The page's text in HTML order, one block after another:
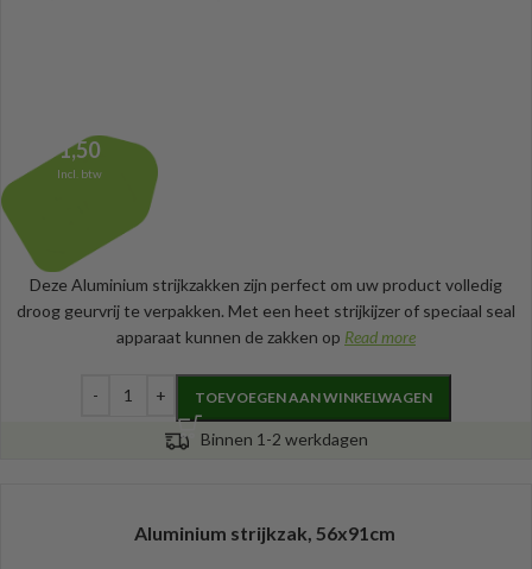
1,50
Incl. btw
Deze Aluminium strijkzakken zijn perfect om uw product volledig
droog geurvrij te verpakken. Met een heet strijkijzer of speciaal seal
apparaat kunnen de zakken op Read more
TOEVOEGEN AAN WINKELWAGEN
Binnen 1-2 werkdagen
Aluminium strijkzak, 56x91cm